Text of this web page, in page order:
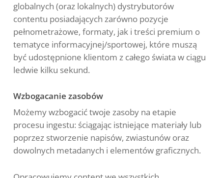
globalnych (oraz lokalnych) dystrybutorów
contentu posiadających zarówno pozycje
pełnometrażowe, formaty, jak i treści premium o
tematyce informacyjnej/sportowej, które muszą
być udostępnione klientom z całego świata w ciągu
ledwie kilku sekund.
Wzbogacanie zasobów
Możemy wzbogacić twoje zasoby na etapie
procesu ingestu: ściągając istniejące materiały lub
poprzez stworzenie napisów, zwiastunów oraz
dowolnych metadanych i elementów graficznych.